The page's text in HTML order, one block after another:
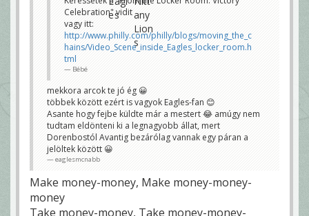
Celebration" vidit
vagy itt:
http://www.philly.com/philly/blogs/moving_the_c
hains/Video_Scene_inside_Eagles_locker_room.h
tml
Bébé
mekkora arcok te jó ég 😀
többek között ezért is vagyok Eagles-fan 😊
Asante hogy fejbe küldte már a mestert 😂 amúgy nem
tudtam eldönteni ki a legnagyobb állat, mert
Dorenbostól Avantig bezárólag vannak egy páran a
jelöltek között 😀
eaglesmcnabb
Make money-money, Make money-money-
money
Take money-money, Take money-money-